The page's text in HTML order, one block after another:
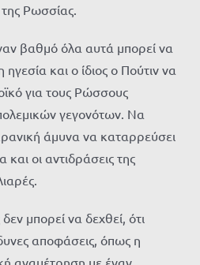
Ρωσσίας.
βαθμό όλα αυτά μπορεί να
και ο ίδιος ο Πούτιν να
για τους Ρώσσους
γεγονότων. Να
άμυνα να καταρρεύσει
οι αντιδράσεις της
μπορεί να δεχθεί, ότι
αποφάσεις, όπως η